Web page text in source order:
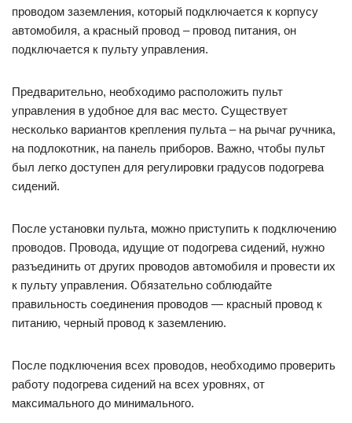
проводом заземления, который подключается к корпусу
автомобиля, а красный провод – провод питания, он
подключается к пульту управления.
Предварительно, необходимо расположить пульт
управления в удобное для вас место. Существует
несколько вариантов крепления пульта – на рычаг ручника,
на подлокотник, на панель приборов. Важно, чтобы пульт
был легко доступен для регулировки градусов подогрева
сидений.
После установки пульта, можно приступить к подключению
проводов. Провода, идущие от подогрева сидений, нужно
разъединить от других проводов автомобиля и провести их
к пульту управления. Обязательно соблюдайте
правильность соединения проводов — красный провод к
питанию, черный провод к заземлению.
После подключения всех проводов, необходимо проверить
работу подогрева сидений на всех уровнях, от
максимального до минимального.